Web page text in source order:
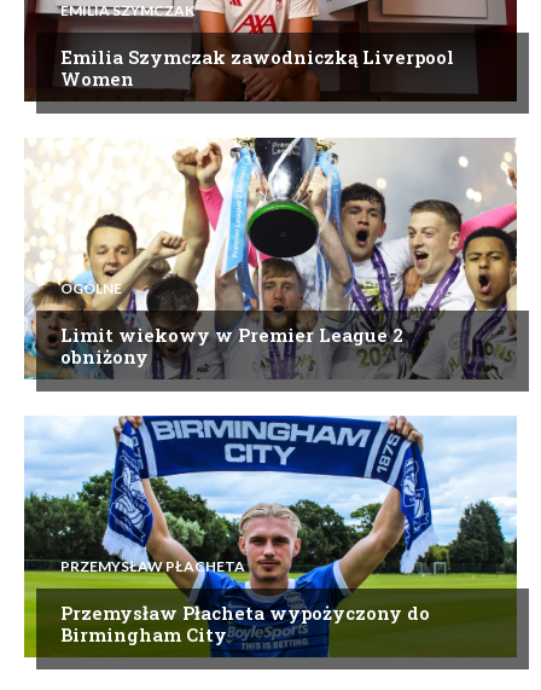
EMILIA SZYMCZAK
Emilia Szymczak zawodniczką Liverpool
Women
OGÓLNE
Limit wiekowy w Premier League 2
obniżony
PRZEMYSŁAW PŁACHETA
Przemysław Płacheta wypożyczony do
Birmingham City